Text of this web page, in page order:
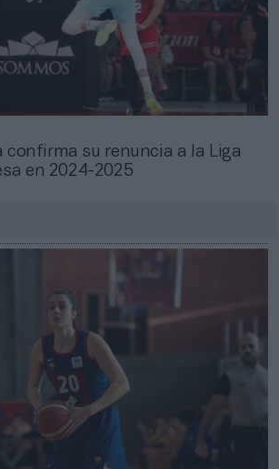
confirma su renuncia a la Liga
en 2024-2025